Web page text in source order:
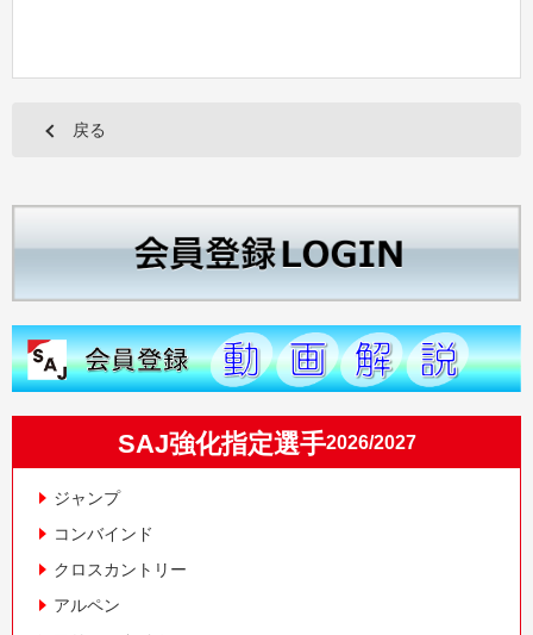
戻る
SAJ強化指定選手2026/2027
ジャンプ
コンバインド
クロスカントリー
アルペン